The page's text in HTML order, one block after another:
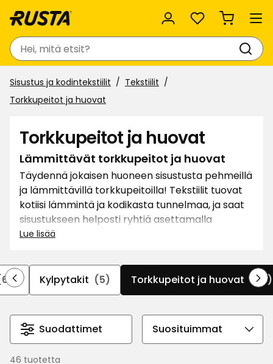
Suosikit
Haku
Sisustus ja kodintekstiilit
Tekstiilit
Torkkupeitot ja huovat
Torkkupeitot ja huovat
Lämmittävät torkkupeitot ja huovat
Täydennä jokaisen huoneen sisustusta pehmeillä
ja lämmittävillä torkkupeitoilla! Tekstiilit tuovat
kotiisi lämmintä ja kodikasta tunnelmaa, ja saat
sisustukseen helposti ryhtiä asettamalla
torkkupeittoja sohville ja nojatuoleihin.
torkkupeittoja eri materiaaleista. Kietoudu
koleina iltoina parvekkeelle fleecehuopaan tai
kömmi sohvalle pehmeän teddyhuovan alle.
Lue lisää
Kylpytakit (5) Torkkupeitot ja huovat (46)
Suodattimet
Valitse
46 tuotetta